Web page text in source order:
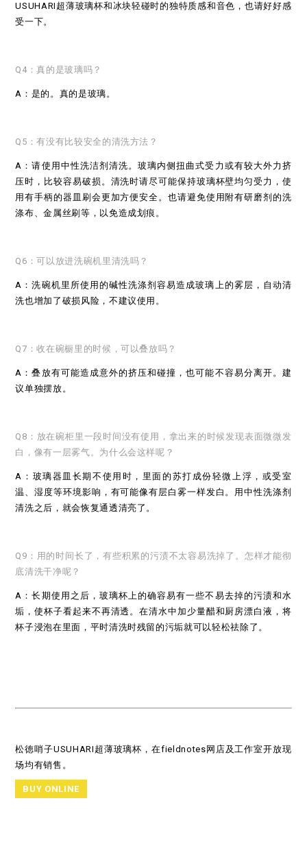
USUHARI超薄玻璃杯和冰块轻碰时的独特质感和音色，也请好好感
受一下。
Q4：真的是玻璃吗？
A：是的。真的是玻璃。
Q5：有没有比较安全的清洗方法？
A：请使用中性洗洁剂清洗。玻璃内侧扭曲式受力或有较大外力挤
压时，比较容易破损。清洗时请尽可能保持玻璃杯壁均匀受力，使
用有手柄的器皿刷会更加方便安全。也请避免使用附有研磨剂的洗
涤布、金属丝刷等，以免造成划痕。
Q6：可以放进洗碗机里清洗吗？
A：洗碗机里所使用的碱性洗涤剂容易造成玻璃上的雾层，自动清
洗也增加了破损风险，不建议使用。
Q7：收在碗橱里的时候，可以叠放吗？
A：叠放有可能造成意外的挤压和碰撞，也可能不容易分离开。建
议单独摆放。­
Q8：放在碗柜里一段时间没有使用，拿出来的时候发现表面微微发
白，像有一层雾气。为什么会这样呢？
A：玻璃器皿长期不使用时，里面的苏打成份轻微上浮，或受室
温、湿度等环境影响，有可能像有层白雾一样发白。用中性洗涤剂
清洗之后，就会恢复通透清亮了。
Q9：用的时间长了，有些积累的污渍不太容易洗掉了。怎样才能彻
底清洗干净呢？
A：长期使用之后，玻璃杯上的确容易有一些不易去掉的污渍和水
垢，使杯子看起来不再清透。在清水中加少量醋和厨房漂白液，将
杯子浸泡在里面，平时清洗时残留的污垢就可以轻松祛除了。
松徳哨子USUHARI超薄玻璃杯，在fieldnotes网店及工作室开放现
场均有销售。
BUY ONLINE